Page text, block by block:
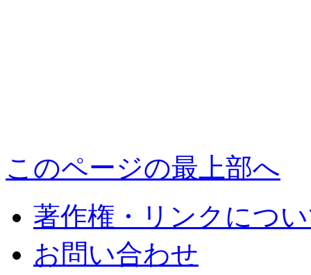
このページの最上部へ
著作権・リンクにつ
お問い合わせ